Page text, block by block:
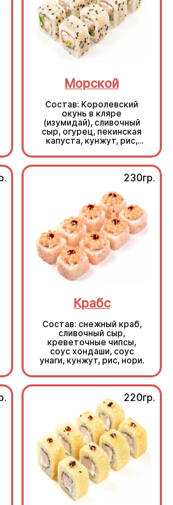
Морской
Состав: Королевский
окунь в кляре
(изумидай), сливочный
сыр, огурец, пекинская
капуста, кунжут, рис,
230гр.
Крабс
Состав: снежный краб,
сливочный сыр,
креветочные чипсы,
соус хондаши, соус
унаги, кунжут, рис, нори.
220гр.